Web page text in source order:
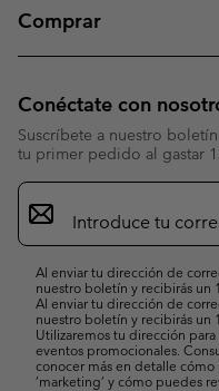
Comprar
Conéctate con
Suscríbete a nuestro
tu primer pedido al gastar
Suscripción
de
correo
Al enviar tu dirección de
nuestro boletín y recibirás un
Al enviar tu dirección de
nuestro boletín y recibirás un
Utilizaremos tu dirección
eventos promocionales.
conocer más en detalle
’marketing’ y cómo puedes